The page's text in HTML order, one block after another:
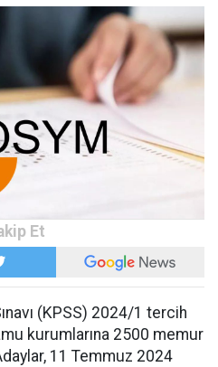
(KPSS) 2024/1 tercih
kurumlarına 2500 memur
11 Temmuz 2024